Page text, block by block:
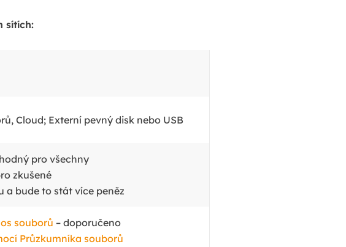
sítích:
Cloud; Externí pevný disk nebo USB
pro všechny
zkušené
a bude to stát více peněz
souborů – doporučeno
Průzkumníka souborů